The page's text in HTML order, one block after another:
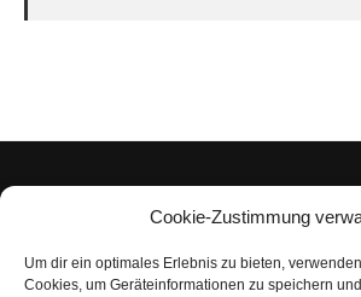
Cookie-Zustimmung
Um dir ein optimales Erlebnis zu bieten,
Cookies, um Geräteinformationen zu speichern
Impressum